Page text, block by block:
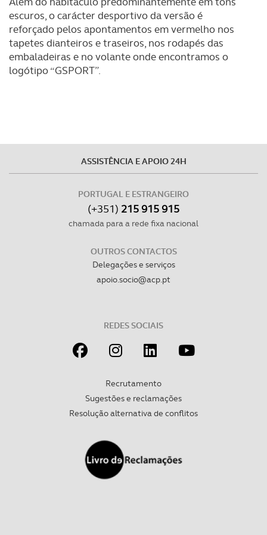
Realçamos que o bloqueio de certo tipo de Cookies e
tecnologias similares pode ter impacto na sua
experiência de navegação no Website e nos serviços
disponibilizados.
escuros, o carácter desportivo da versão é
reforçado pelos apontamentos em vermelho nos
tapetes dianteiros e traseiros, nos rodapés das
embaladeiras e no volante onde encontramos o
logótipo “GSPORT”.
ASSISTÊNCIA E APOIO 24H
PORTUGAL E ESTRANGEIRO
(+351) 215 915 915
chamada para a rede fixa nacional
OUTROS CONTACTOS
Delegações e serviços
apoio.socio@acp.pt
REDES SOCIAIS
Recrutamento
Sugestões e reclamações
Resolução alternativa de conflitos